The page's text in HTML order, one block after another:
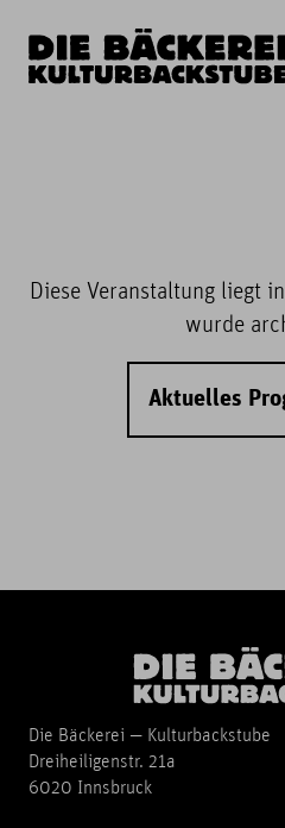
Diese Veranstaltung liegt
wurde
Aktuelles
Die Bäckerei — Kulturbackstube
Dreiheiligenstr. 21a
6020 Innsbruck